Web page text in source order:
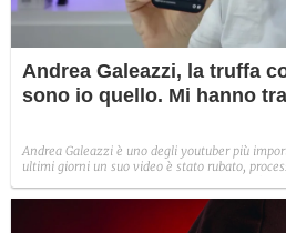
Andrea Galeazzi, la truffa
sono io quello. Mi hanno
Andrea Galeazzi è uno degli youtuber più
ultimi giorni un suo video è stato rubato,